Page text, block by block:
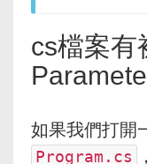
cs檔案有
如果我們打開
Program.cs